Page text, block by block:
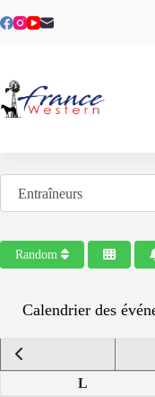
au
Sélectionnez le type de
Random
Calendrier des
L